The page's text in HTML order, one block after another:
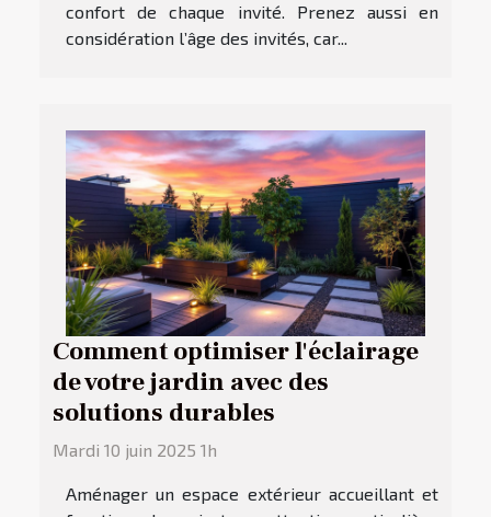
confort de chaque invité. Prenez aussi en
considération l’âge des invités, car...
Comment optimiser l'éclairage
de votre jardin avec des
solutions durables
Mardi 10 juin 2025 1h
Aménager un espace extérieur accueillant et